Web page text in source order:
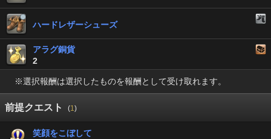
ハードレザーシューズ
アラグ銅貨
2
※選択報酬は選択したものを報酬として受け取れます。
前提クエスト (1)
笑顔をこぼして